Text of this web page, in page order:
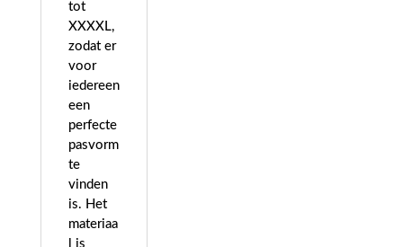
tot
XXXXL,
zodat er
voor
iedereen
een
perfecte
pasvorm
te
vinden
is. Het
materiaa
l is